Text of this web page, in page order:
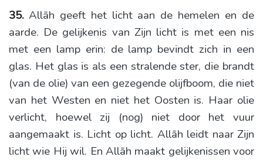
35. Allāh geeft het licht aan de hemelen en de
aarde. De gelijkenis van Zijn licht is met een nis
met een lamp erin: de lamp bevindt zich in een
glas. Het glas is als een stralende ster, die brandt
(van de olie) van een gezegende olijfboom, die niet
van het Westen en niet het Oosten is. Haar olie
verlicht, hoewel zij (nog) niet door het vuur
aangemaakt is. Licht op licht. Allāh leidt naar Zijn
licht wie Hij wil. En Allāh maakt gelijkenissen voor